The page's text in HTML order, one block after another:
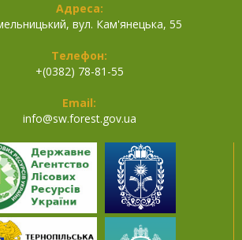
Адреса:
вул. Кам'янецька, 55
Телефон:
+(0382) 78-81-55
Email:
info@sw.forest.gov.ua